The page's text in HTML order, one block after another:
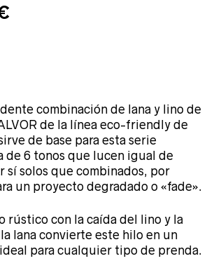
actual
es:
15,00 €.
combinación de lana y lino de
de la línea eco-friendly de
de base para esta serie
de 6 tonos que lucen igual de
sí solos que combinados, por
un proyecto degradado o «fade».
rústico con la caída del lino y la
lana convierte este hilo en un
para cualquier tipo de prenda.